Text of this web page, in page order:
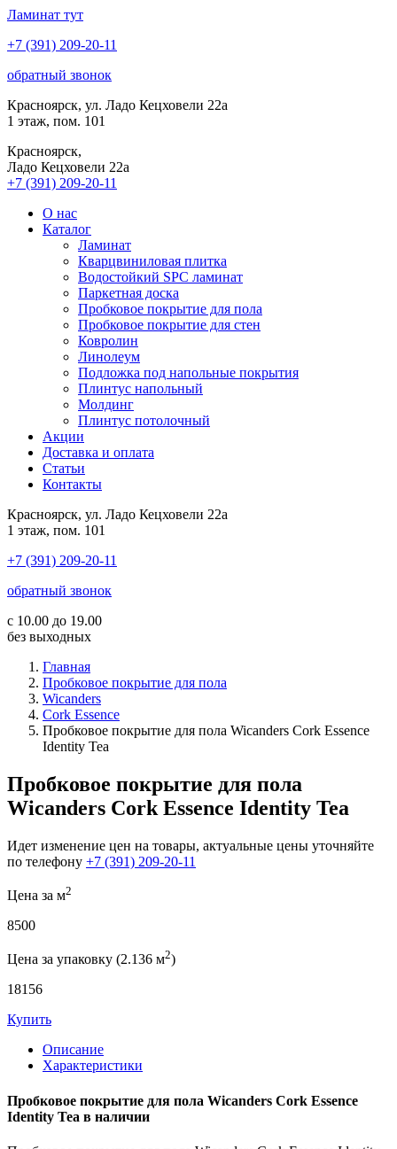
Ламинат тут
+7 (391) 209-20-11
обратный звонок
Красноярск, ул. Ладо Кецховели 22а
1 этаж, пом. 101
Красноярск,
Ладо Кецховели 22a
+7 (391) 209-20-11
О нас
Каталог
Ламинат
Кварцвиниловая плитка
Водостойкий SPC ламинат
Паркетная доска
Пробковое покрытие для пола
Пробковое покрытие для стен
Ковролин
Линолеум
Подложка под напольные покрытия
Плинтус напольный
Молдинг
Плинтус потолочный
Акции
Доставка и оплата
Cтатьи
Контакты
Красноярск, ул. Ладо Кецховели 22а
1 этаж, пом. 101
+7 (391) 209-20-11
обратный звонок
с 10.00 до 19.00
без выходных
Главная
Пробковое покрытие для пола
Wicanders
Cork Essence
Пробковое покрытие для пола Wicanders Cork Essence
Identity Tea
Пробковое покрытие для пола
Wicanders Cork Essence Identity Tea
Идет изменение цен на товары, актуальные цены уточняйте
по телефону +7 (391) 209-20-11
Цена за м2
8500
Цена за упаковку (2.136 м2)
18156
Купить
Описание
Характеристики
Пробковое покрытие для пола Wicanders Cork Essence
Identity Tea в наличии